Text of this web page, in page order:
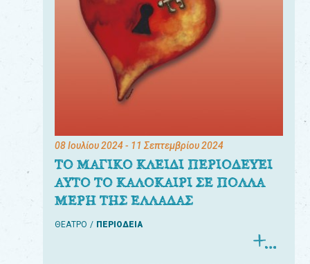
08 Ιουλίου 2024- 11 Σεπτεμβρίου 2024
ΤΟ ΜΑΓΙΚΟ ΚΛΕΙΔΙ ΠΕΡΙΟΔΕΥΕΙ
ΑΥΤΟ ΤΟ ΚΑΛΟΚΑΙΡΙ ΣΕ ΠΟΛΛΑ
ΜΕΡΗ ΤΗΣ ΕΛΛΑΔΑΣ
ΘΕΑΤΡΟ ΠΕΡΙΟΔΕΙΑ